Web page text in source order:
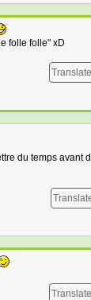
folle folle" xD
Translate
du temps avant
Translate